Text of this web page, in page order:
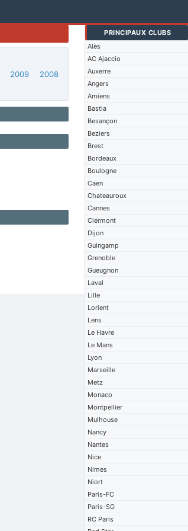
PRINCIPAUX CLUBS
Alès
AC Ajaccio
Auxerre
Angers
Amiens
Bastia
Besançon
Beziers
Brest
Bordeaux
Boulogne
Caen
Chateauroux
Cannes
Clermont
Dijon
Guingamp
Grenoble
Gueugnon
Laval
Lille
Lorient
Lens
Le Havre
Le Mans
Lyon
Marseille
Metz
Monaco
Montpellier
Mulhouse
Nancy
Nantes
Nice
Nimes
Niort
Paris-FC
Paris-SG
RC Paris
2009
2008